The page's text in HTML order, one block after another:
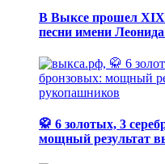
В Выксе прошел XIX
песни имени
🥋 6 золотых, 3
мощный результат